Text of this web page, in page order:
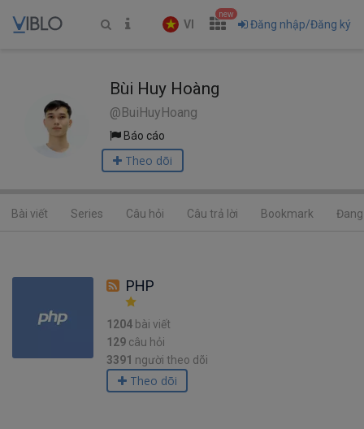
VI
new
Đăng nhập/Đăng ký
Bùi Huy Hoàng
@BuiHuyHoang
Báo cáo
Theo dõi
Bài viết Series Câu hỏi Câu trả lời Bookmark
PHP
1204 bài viết
129 câu hỏi
3391 người theo dõi
Theo dõi